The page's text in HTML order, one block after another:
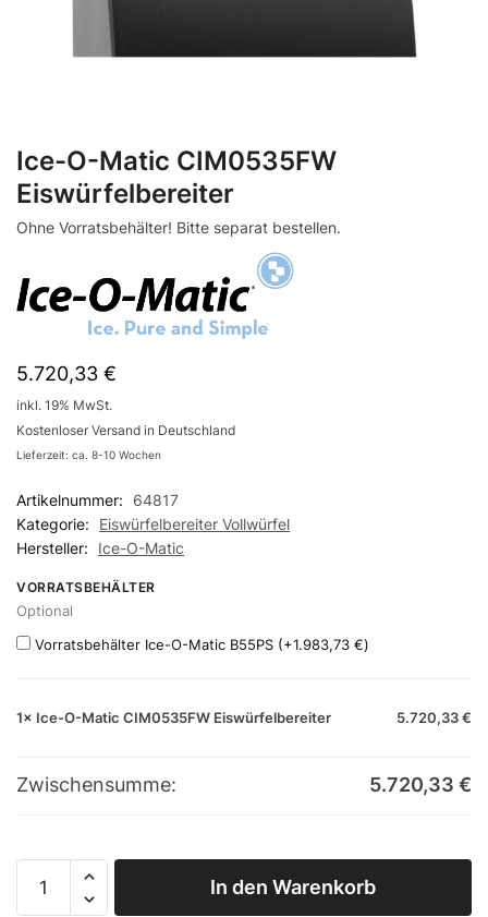
Ice-O-Matic CIM0535FW
Eiswürfelbereiter
Ohne Vorratsbehälter! Bitte separat bestellen.
5.720,33 €
inkl. 19% MwSt.
Kostenloser Versand in Deutschland
Lieferzeit: ca. 8-10 Wochen
Artikelnummer:
64817
Kategorie:
Eiswürfelbereiter Vollwürfel
Hersteller:
Ice-O-Matic
VORRATSBEHÄLTER
Optional
Vorratsbehälter Ice-O-Matic B55PS (+1.983,73 €)
1× Ice-O-Matic CIM0535FW Eiswürfelbereiter 5.720,33€
Zwischensumme: 5.720,33 €
Ice-O-Matic
CIM0535FW
In den Warenkorb